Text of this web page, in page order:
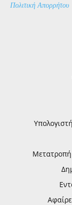
Πολιτική Απορρήτου
Μετατροπή